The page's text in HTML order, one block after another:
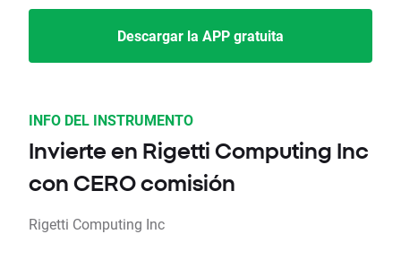
Descargar la APP gratuita
INFO DEL INSTRUMENTO
Invierte en Rigetti Computing Inc
con CERO comisión
Rigetti Computing Inc